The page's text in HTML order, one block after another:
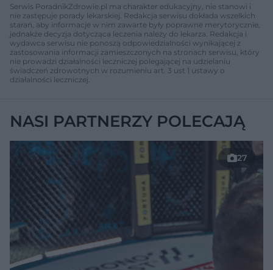
Serwis PoradnikZdrowie.pl ma charakter edukacyjny, nie stanowi i
nie zastępuje porady lekarskiej. Redakcja serwisu dokłada wszelkich
starań, aby informacje w nim zawarte były poprawne merytorycznie,
jednakże decyzja dotycząca leczenia należy do lekarza. Redakcja i
wydawca serwisu nie ponoszą odpowiedzialności wynikającej z
zastosowania informacji zamieszczonych na stronach serwisu, który
nie prowadzi działalności leczniczej polegającej na udzielaniu
świadczeń zdrowotnych w rozumieniu art. 3 ust 1 ustawy o
działalności leczniczej.
NASI PARTNERZY POLECAJĄ
27